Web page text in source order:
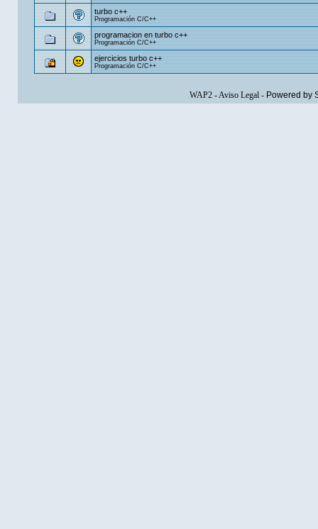
turbo c++
Programación C/C++
programacion en turbo c++
Programación C/C++
ejercicios turbo c++
Programación C/C++
WAP2-Aviso Legal- Powered by